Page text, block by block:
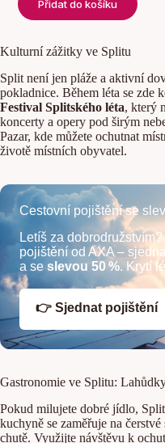
Přidat do košíku
Kulturní zážitky ve Splitu
Split není jen pláže a aktivní
pokladnice. Během léta se zde
Festival Splitského léta, který
koncerty a opery pod širým
Pazar, kde můžete ochutnat
životě místních obyvatel.
Cestovní pojištění se
Letíš za
pojištění od AXA –
a seslevou 50 %. Krytí
👉 Sjednat pojištění
Gastronomie ve Splitu:
Pokud milujete dobré jídlo,
kuchyně se zaměřuje na
chutě. Využijte návštěvu k